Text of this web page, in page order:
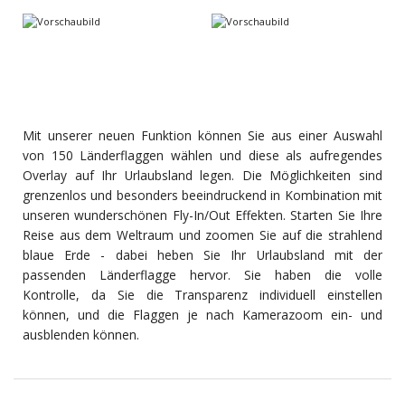
Mit unserer neuen Funktion können Sie aus einer Auswahl
von 150 Länderflaggen wählen und diese als aufregendes
Overlay auf Ihr Urlaubsland legen. Die Möglichkeiten sind
grenzenlos und besonders beeindruckend in Kombination mit
unseren wunderschönen Fly-In/Out Effekten. Starten Sie Ihre
Reise aus dem Weltraum und zoomen Sie auf die strahlend
blaue Erde - dabei heben Sie Ihr Urlaubsland mit der
passenden Länderflagge hervor. Sie haben die volle
Kontrolle, da Sie die Transparenz individuell einstellen
können, und die Flaggen je nach Kamerazoom ein- und
ausblenden können.